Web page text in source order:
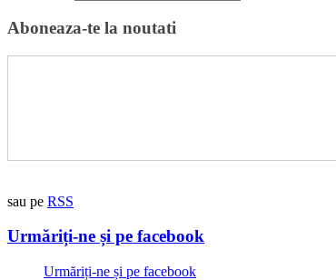
Aboneaza-te la noutati
sau pe RSS
Urmăriți-ne și pe facebook
Urmăriți-ne și pe facebook